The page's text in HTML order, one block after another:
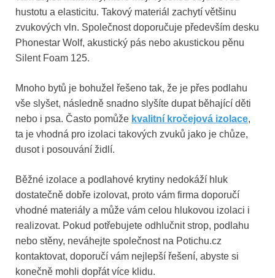
hustotu a elasticitu. Takový materiál zachytí většinu
zvukových vln. Společnost doporučuje především desku
Phonestar Wolf, akustický pás nebo akustickou pěnu
Silent Foam 125.
Mnoho bytů je bohužel řešeno tak, že je přes podlahu
vše slyšet, následně snadno slyšíte dupat běhající děti
nebo i psa. Často pomůže kvalitní kročejová izolace,
ta je vhodná pro izolaci takových zvuků jako je chůze,
dusot i posouvání židlí.
Běžné izolace a podlahové krytiny nedokáží hluk
dostatečně dobře izolovat, proto vám firma doporučí
vhodné materiály a může vám celou hlukovou izolaci i
realizovat. Pokud potřebujete odhlučnit strop, podlahu
nebo stěny, neváhejte společnost na Potichu.cz
kontaktovat, doporučí vám nejlepší řešení, abyste si
konečně mohli dopřát více klidu.